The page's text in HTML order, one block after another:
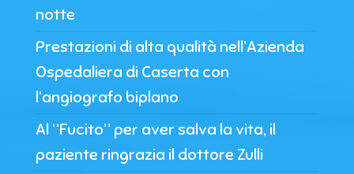
notte
Prestazioni di alta qualità nell’Azienda
Ospedaliera di Caserta con
l’angiografo biplano
Al “Fucito” per aver salva la vita, il
paziente ringrazia il dottore Zulli